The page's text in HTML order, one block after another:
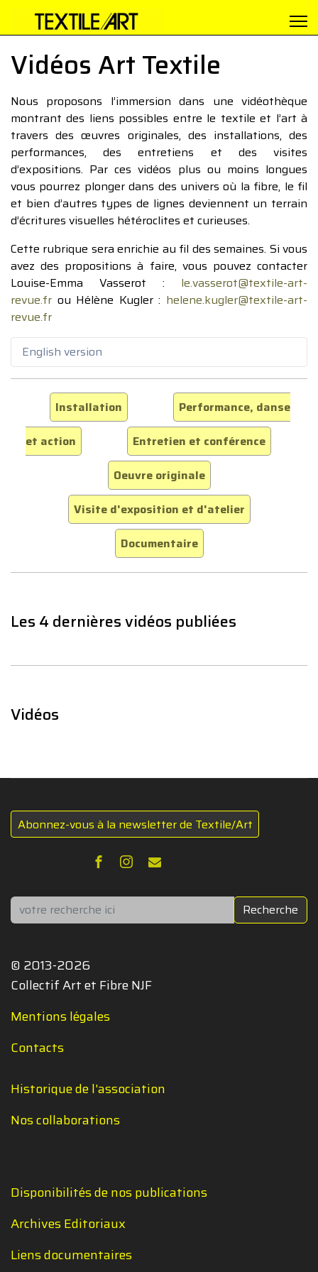
Vidéos Art Textile
Nous proposons l’immersion dans une vidéothèque
montrant des liens possibles entre le textile et l’art à
travers des œuvres originales, des installations, des
performances, des entretiens et des visites
d’expositions. Par ces vidéos plus ou moins longues
vous pourrez plonger dans des univers où la fibre, le fil
et bien d’autres types de lignes deviennent un terrain
d’écritures visuelles hétéroclites et curieuses.
Cette rubrique sera enrichie au fil des semaines. Si vous
avez des propositions à faire, vous pouvez contacter
Louise-Emma Vasserot : le.vasserot@textile-art-
revue.fr ou Hélène Kugler : helene.kugler@textile-art-
revue.fr
English version
Installation
Performance, danse
et action
Entretien et conférence
Oeuvre originale
Visite d'exposition et d'atelier
Documentaire
Les 4 dernières vidéos publiées
Vidéos
Abonnez-vous à la newsletter de Textile/Art
Rechercher Recherche
© 2013-2026
Collectif Art et Fibre NJF
Mentions légales
Contacts
Historique de l'association
Nos collaborations
Disponibilités de nos publications
Archives Editoriaux
Liens documentaires